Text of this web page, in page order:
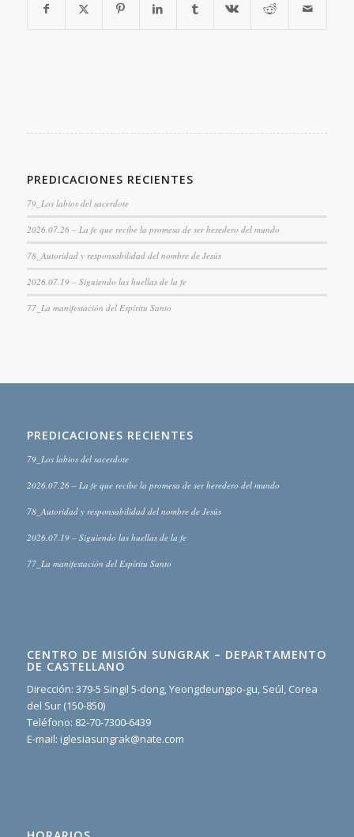
PREDICACIONES RECIENTES
79_Los labios del sacerdote
2026.07.26 – La fe que recibe la promesa de ser heredero del mundo
78_Autoridad y responsabilidad del nombre de Jesús
2026.07.19 – Siguiendo las huellas de la fe
77_La manifestación del Espíritu Santo
PREDICACIONES RECIENTES
79_Los labios del sacerdote
2026.07.26 – La fe que recibe la promesa de ser heredero del mundo
78_Autoridad y responsabilidad del nombre de Jesús
2026.07.19 – Siguiendo las huellas de la fe
77_La manifestación del Espíritu Santo
CENTRO DE MISIÓN SUNGRAK – DEPARTAMENTO
DE CASTELLANO
Dirección: 379-5 Singil 5-dong, Yeongdeungpo-gu, Seúl, Corea
del Sur (150-850)
Teléfono: 82-70-7300-6439
E-mail: iglesiasungrak@nate.com